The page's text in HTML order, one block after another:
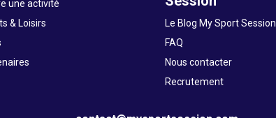
une activité
& Loisirs
Le Blog My Sport Session
FAQ
Nous contacter
Recrutement